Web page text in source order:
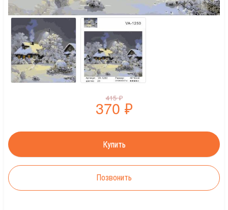
415₽
370 ₽
Позвонить